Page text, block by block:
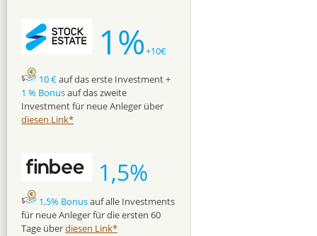
1%+10€
10 €auf das erste Investment +
1 % Bonusauf das zweite
Investment für neue Anleger über
diesen Link*
1,5%
1,5% Bonusauf alle Investments
für neue Anleger für die ersten 60
Tage überdiesen Link*